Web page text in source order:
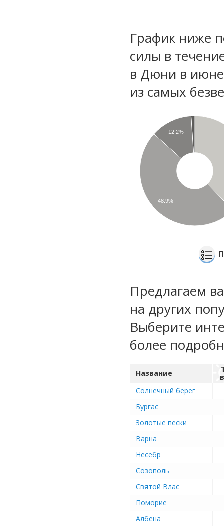
График ниже
силы в
в Дюни в июне
из самых
12.2%
48.9%
Предлагаем
на других
Выберите
более
Название
Солнечный берег
Бургас
Золотые пески
Варна
Несебр
Созополь
Святой Влас
Поморие
Албена